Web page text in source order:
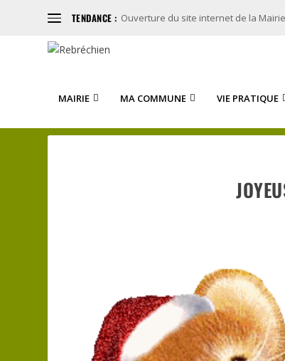
TENDANCE : Ouverture du site internet de la
MAIRIE MA COMMUNE VIE PRATIQUE